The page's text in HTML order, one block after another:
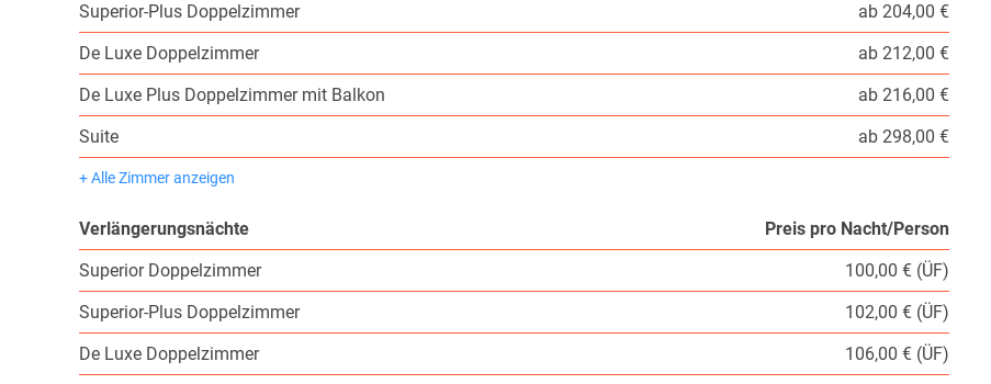
Superior-Plus Doppelzimmer
ab 204,00 €
De Luxe Doppelzimmer
ab 212,00 €
De Luxe Plus Doppelzimmer mit Balkon
ab 216,00 €
Suite
ab 298,00 €
+ Alle Zimmer anzeigen
Verlängerungsnächte
Preis pro Nacht/Person
Superior Doppelzimmer
100,00 € (ÜF)
Superior-Plus Doppelzimmer
102,00 € (ÜF)
De Luxe Doppelzimmer
106,00 € (ÜF)